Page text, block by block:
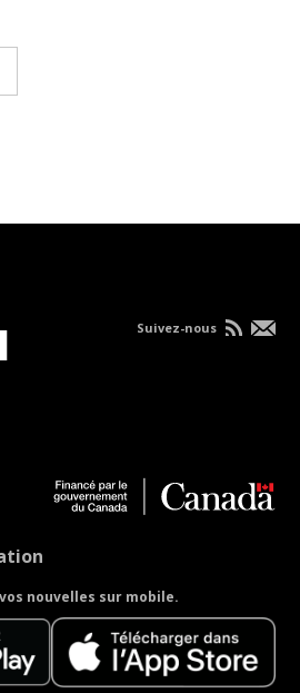
nouvelles sur mobile.
Suivez-nous